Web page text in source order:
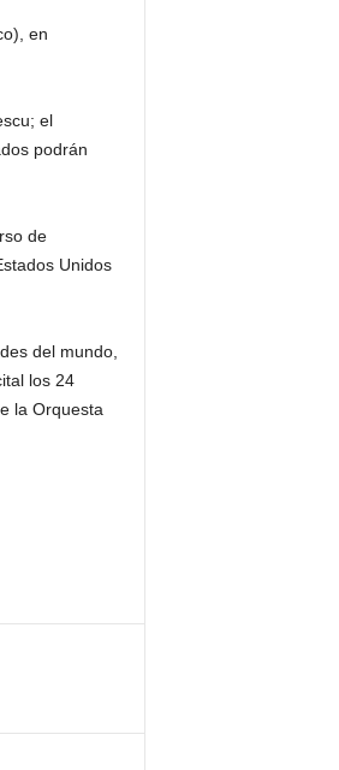
en
el
podrán
de
Unidos
del mundo,
los 24
la Orquesta